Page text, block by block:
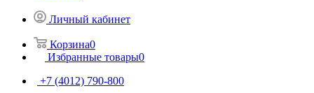
Личный кабинет
Корзина0
Избранные товары0
+7 (4012) 790-800